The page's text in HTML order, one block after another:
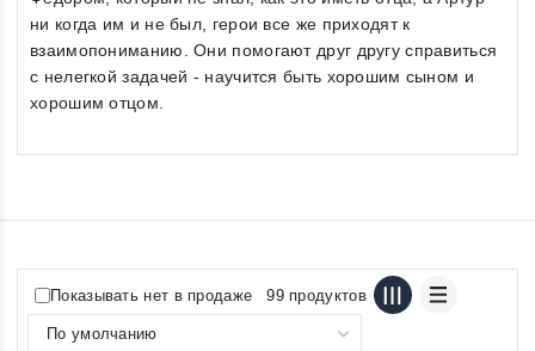
ни когда им и не был, герои все же приходят к
взаимопониманию. Они помогают друг другу справиться
с нелегкой задачей - научится быть хорошим сыном и
хорошим отцом.
Показывать нет в продаже 99 продуктов